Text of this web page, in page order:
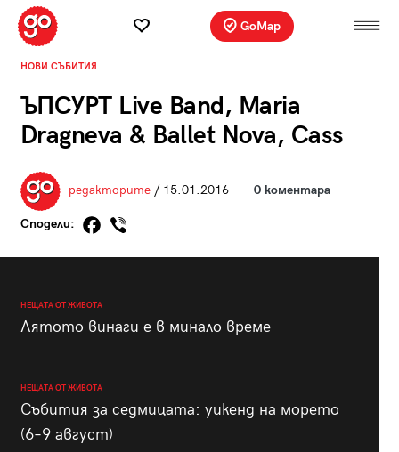
GoMap
НОВИ СЪБИТИЯ
ЪПСУРТ Live Band, Maria
Dragneva & Ballet Nova, Cass
редакторите/ 15.01.2016 0 коментара
Сподели:
НЕЩАТА ОТ ЖИВОТА
Лятото винаги е в минало време
НЕЩАТА ОТ ЖИВОТА
Събития за седмицата: уикенд на морето
(6–9 август)